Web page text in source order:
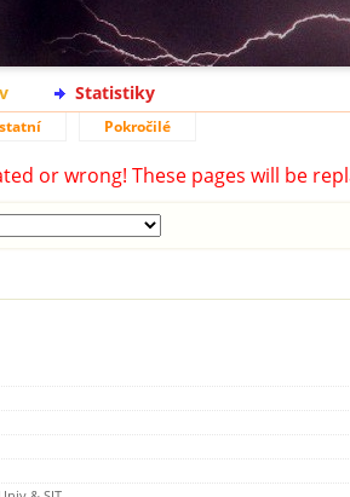
Statistiky
Pokročilé
or wrong! These pages will be